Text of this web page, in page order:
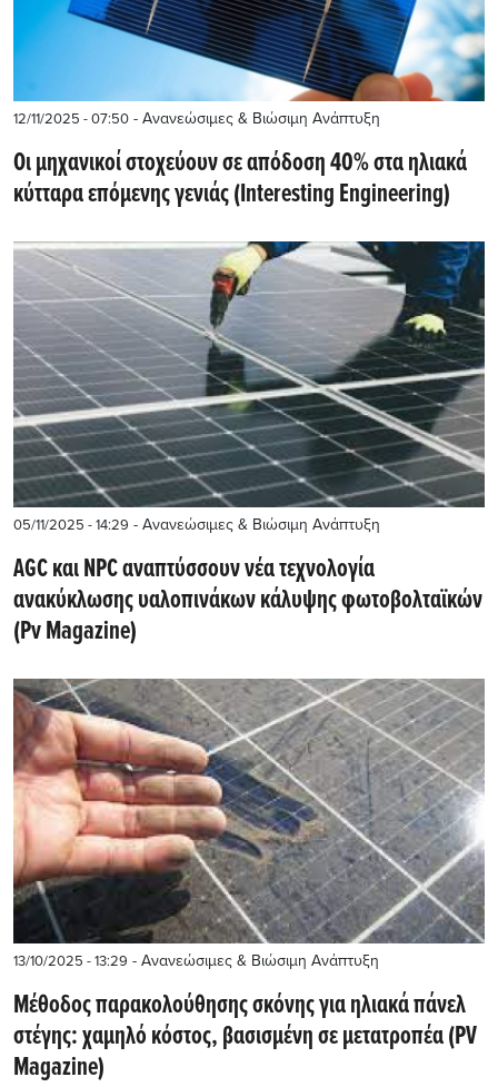
12/11/2025 - 07:50 - Ανανεώσιμες & Βιώσιμη Ανάπτυξη
Οι μηχανικοί στοχεύουν σε απόδοση 40% στα ηλιακά
κύτταρα επόμενης γενιάς (Interesting Engineering)
05/11/2025 - 14:29 - Ανανεώσιμες & Βιώσιμη Ανάπτυξη
AGC και NPC αναπτύσσουν νέα τεχνολογία
ανακύκλωσης υαλοπινάκων κάλυψης φωτοβολταϊκών
(Pv Magazine)
13/10/2025 - 13:29 - Ανανεώσιμες & Βιώσιμη Ανάπτυξη
Μέθοδος παρακολούθησης σκόνης για ηλιακά πάνελ
στέγης: χαμηλό κόστος, βασισμένη σε μετατροπέα (PV
Magazine)